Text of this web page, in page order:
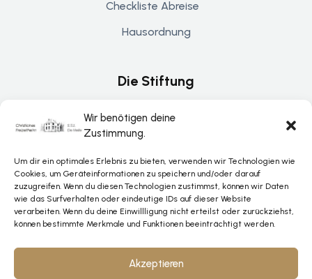
Wir benötigen deine
Zustimmung.
Um dir ein optimales Erlebnis zu bieten, verwenden wir Technologien wie
Cookies, um Geräteinformationen zu speichern und/oder darauf
zuzugreifen. Wenn du diesen Technologien zustimmst, können wir Daten
wie das Surfverhalten oder eindeutige IDs auf dieser Website
verarbeiten. Wenn du deine Einwillligung nicht erteilst oder zurückziehst,
können bestimmte Merkmale und Funktionen beeinträchtigt werden.
Akzeptieren
Checkliste Abreise
Hausordnung
Die Stiftung
Über De Helle
Kontakt
Spenden & Unterstützung
Rechtliches
Datenschutz